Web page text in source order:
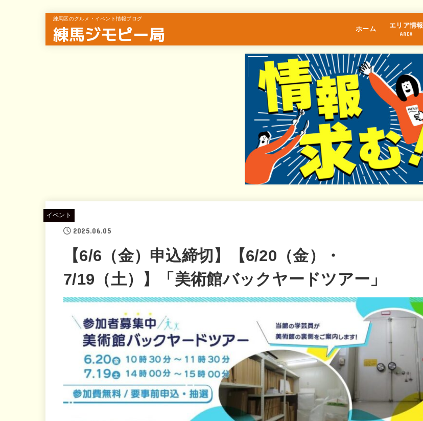
練馬区のグルメ・イベント情報ブログ
練馬ジモピー局 ホーム エリア情報
AREA
江古田
桜台
練馬
中村橋
富士見台
石神井公園
大泉学園
保谷
氷川台
光が丘
東武練馬
上井草
イベント
2025.06.05
【6/6（金）申込締切】【6/20（金）・
7/19（土）】「美術館バックヤードツアー」